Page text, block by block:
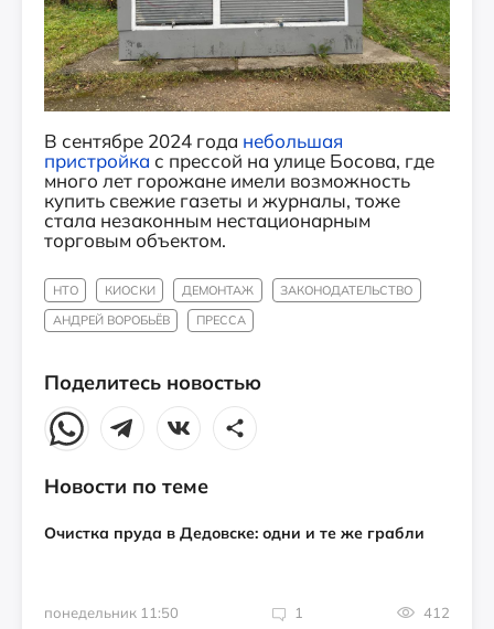
В сентябре 2024 года небольшая
пристройка с прессой на улице Босова, где
много лет горожане имели возможность
купить свежие газеты и журналы, тоже
стала незаконным нестационарным
торговым объектом.
НТО КИОСКИ ДЕМОНТАЖ
ЗАКОНОДАТЕЛЬСТВО
АНДРЕЙ ВОРОБЬЁВ
ПРЕССА
Поделитесь новостью
Новости по теме
Очистка пруда в Дедовске: одни и те же грабли
понедельник 11:50 1 412